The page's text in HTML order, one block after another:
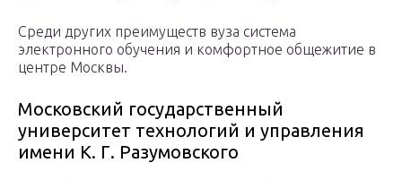
Среди других преимуществ вуза система
электронного обучения и комфортное общежитие в
центре Москвы.
Московский государственный
университет технологий и управления
имени К. Г. Разумовского